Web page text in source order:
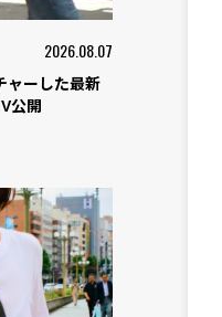
2026.08.07
ーした最新
公開